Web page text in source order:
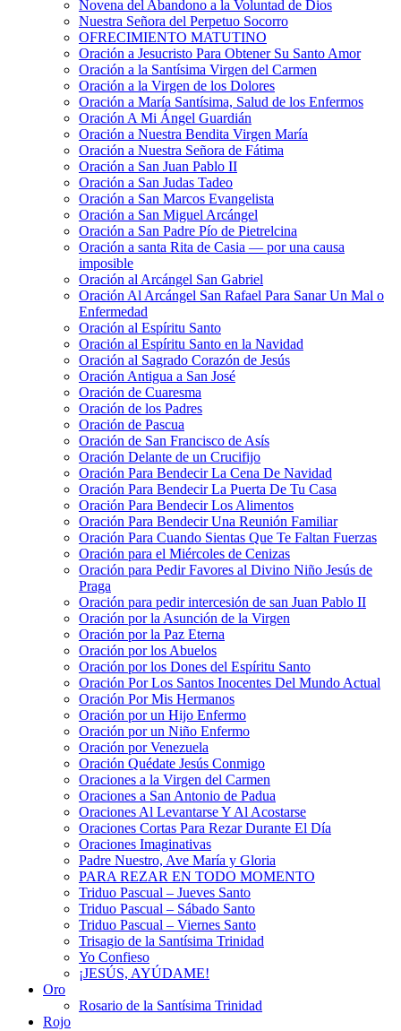
Novena del Abandono a la Voluntad de Dios
Nuestra Señora del Perpetuo Socorro
OFRECIMIENTO MATUTINO
Oración a Jesucristo Para Obtener Su Santo Amor
Oración a la Santísima Virgen del Carmen
Oración a la Virgen de los Dolores
Oración a María Santísima, Salud de los Enfermos
Oración A Mi Ángel Guardián
Oración a Nuestra Bendita Virgen María
Oración a Nuestra Señora de Fátima
Oración a San Juan Pablo II
Oración a San Judas Tadeo
Oración a San Marcos Evangelista
Oración a San Miguel Arcángel
Oración a San Padre Pío de Pietrelcina
Oración a santa Rita de Casia — por una causa
imposible
Oración al Arcángel San Gabriel
Oración Al Arcángel San Rafael Para Sanar Un Mal o
Enfermedad
Oración al Espíritu Santo
Oración al Espíritu Santo en la Navidad
Oración al Sagrado Corazón de Jesús
Oración Antigua a San José
Oración de Cuaresma
Oración de los Padres
Oración de Pascua
Oración de San Francisco de Asís
Oración Delante de un Crucifijo
Oración Para Bendecir La Cena De Navidad
Oración Para Bendecir La Puerta De Tu Casa
Oración Para Bendecir Los Alimentos
Oración Para Bendecir Una Reunión Familiar
Oración Para Cuando Sientas Que Te Faltan Fuerzas
Oración para el Miércoles de Cenizas
Oración para Pedir Favores al Divino Niño Jesús de
Praga
Oración para pedir intercesión de san Juan Pablo II
Oración por la Asunción de la Virgen
Oración por la Paz Eterna
Oración por los Abuelos
Oración por los Dones del Espíritu Santo
Oración Por Los Santos Inocentes Del Mundo Actual
Oración Por Mis Hermanos
Oración por un Hijo Enfermo
Oración por un Niño Enfermo
Oración por Venezuela
Oración Quédate Jesús Conmigo
Oraciones a la Virgen del Carmen
Oraciones a San Antonio de Padua
Oraciones Al Levantarse Y Al Acostarse
Oraciones Cortas Para Rezar Durante El Día
Oraciones Imaginativas
Padre Nuestro, Ave María y Gloria
PARA REZAR EN TODO MOMENTO
Triduo Pascual – Jueves Santo
Triduo Pascual – Sábado Santo
Triduo Pascual – Viernes Santo
Trisagio de la Santísima Trinidad
Yo Confieso
¡JESÚS, AYÚDAME!
Oro
Rosario de la Santísima Trinidad
Rojo